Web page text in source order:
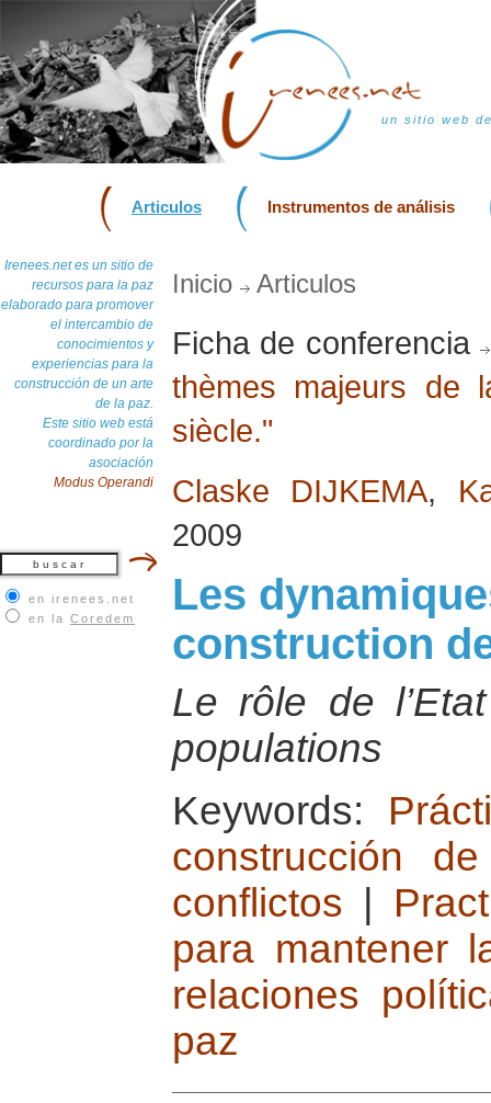
un sitio web
Articulos Instrumentos de análisis
Irenees.net es un sitio de
recursos para la paz
elaborado para promover
el intercambio de
conocimientos y
experiencias para la
construcción de un arte
de la paz.
Este sitio web está
coordinado por la
asociación
Modus Operandi
en irenees.net
en la Coredem
Inicio Articulos
Ficha de conferencia
thèmes majeurs de
siècle."
Claske DIJKEMA,
2009
Les
construction
Le rôle de
populations
Keywords:
construcción
conflictos
para mantener
relaciones
paz